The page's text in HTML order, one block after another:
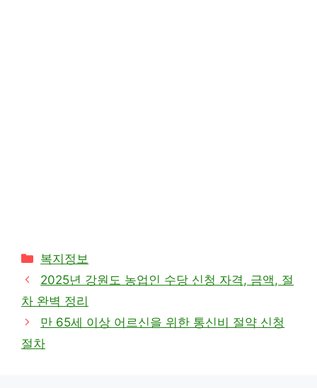
카
테
리
복지정보
2025년 강원도 농업인 수당 신청 자격, 금액, 절
차 완벽 정리
만 65세 이상 어르신을 위한 통신비 절약 신청
절차